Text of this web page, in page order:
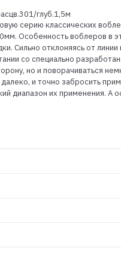
глуб.1,5м
серию классических
Особенность воблеров в
Сильно отклоняясь от
со специально
но и поворачиваться
и точно забросить
диапазон их применения.